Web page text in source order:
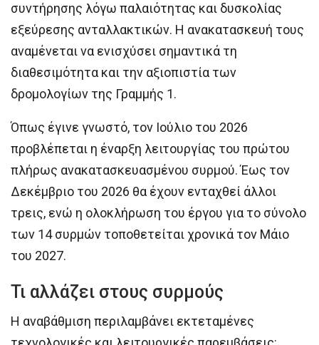
συντήρησης λόγω παλαιότητας και δυσκολίας
εξεύρεσης ανταλλακτικών. Η ανακατασκευή τους
αναμένεται να ενισχύσει σημαντικά τη
διαθεσιμότητα και την αξιοπιστία των
δρομολογίων της Γραμμής 1.
Όπως έγινε γνωστό, τον Ιούλιο του 2026
προβλέπεται η έναρξη λειτουργίας του πρώτου
πλήρως ανακατασκευασμένου συρμού. Έως τον
Δεκέμβριο του 2026 θα έχουν ενταχθεί άλλοι
τρεις, ενώ η ολοκλήρωση του έργου για το σύνολο
των 14 συρμών τοποθετείται χρονικά τον Μάιο
του 2027.
Τι αλλάζει στους συρμούς
Η αναβάθμιση περιλαμβάνει εκτεταμένες